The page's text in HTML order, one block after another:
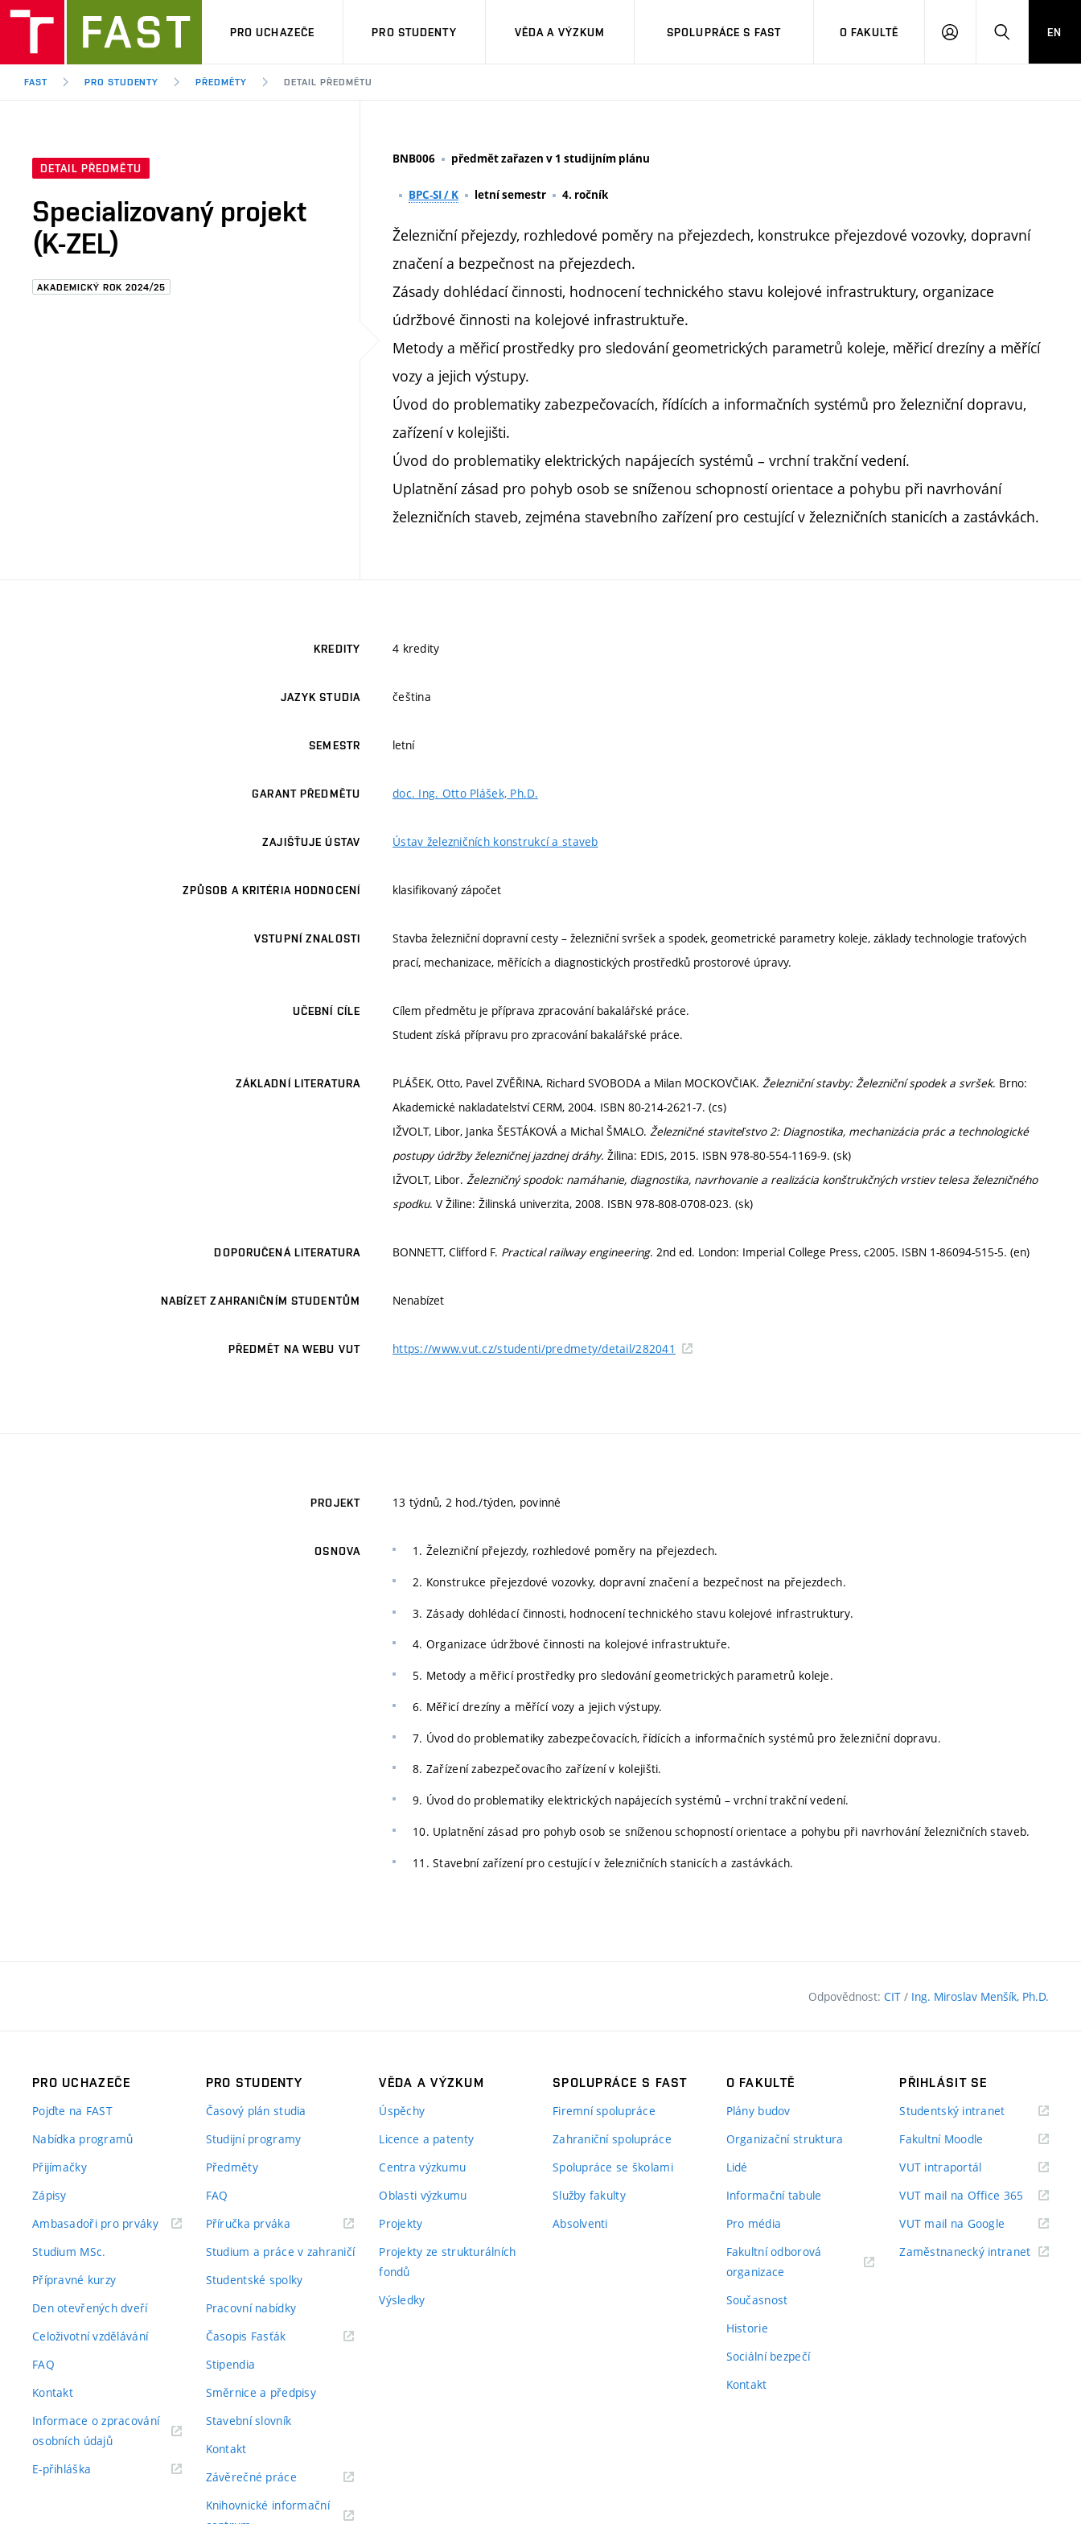
PRO UCHAZEČE PRO STUDENTY VĚDA A VÝZKUM SPOLUPRÁCE S FAST O FAKULTĚ
PŘIHLÁSITHLEDAT
EN
FAST PRO STUDENTY PŘEDMĚTY DETAIL PŘEDMĚTU
DETAIL PŘEDMĚTU
Specializovaný projekt
(K-ZEL)
AKADEMICKÝ ROK 2024/25
BNB006 předmět zařazen v 1 studijním plánu
BPC-SI / K letní semestr 4. ročník
Železniční přejezdy, rozhledové poměry na přejezdech, konstrukce přejezdové vozovky, dopravní
značení a bezpečnost na přejezdech.
Zásady dohlédací činnosti, hodnocení technického stavu kolejové infrastruktury, organizace
údržbové činnosti na kolejové infrastruktuře.
Metody a měřicí prostředky pro sledování geometrických parametrů koleje, měřicí drezíny a měřící
vozy a jejich výstupy.
Úvod do problematiky zabezpečovacích, řídících a informačních systémů pro železniční dopravu,
zařízení v kolejišti.
Úvod do problematiky elektrických napájecích systémů – vrchní trakční vedení.
Uplatnění zásad pro pohyb osob se sníženou schopností orientace a pohybu při navrhování
železničních staveb, zejména stavebního zařízení pro cestující v železničních stanicích a zastávkách.
KREDITY 4 kredity
JAZYK STUDIA čeština
SEMESTR letní
GARANT PŘEDMĚTU doc. Ing. Otto Plášek, Ph.D.
ZAJIŠŤUJE ÚSTAV Ústav železničních konstrukcí a staveb
ZPŮSOB A KRITÉRIA HODNOCENÍ klasifikovaný zápočet
VSTUPNÍ ZNALOSTI
Stavba železniční dopravní cesty – železniční svršek a spodek, geometrické parametry koleje, základy technologie traťových
prací, mechanizace, měřících a diagnostických prostředků prostorové úpravy.
UČEBNÍ CÍLE
Cílem předmětu je příprava zpracování bakalářské práce.
Student získá přípravu pro zpracování bakalářské práce.
ZÁKLADNÍ LITERATURA PLÁŠEK, Otto, Pavel ZVĚŘINA, Richard SVOBODA a Milan MOCKOVČIAK. Železniční stavby: Železniční spodek a svršek. Brno:
Akademické nakladatelství CERM, 2004. ISBN 80-214-2621-7. (cs)
IŽVOLT, Libor, Janka ŠESTÁKOVÁ a Michal ŠMALO. Železničné staviteľstvo 2: Diagnostika, mechanizácia prác a technologické
postupy údržby železničnej jazdnej dráhy. Žilina: EDIS, 2015. ISBN 978-80-554-1169-9. (sk)
IŽVOLT, Libor. Železničný spodok: namáhanie, diagnostika, navrhovanie a realizácia konštrukčných vrstiev telesa železničného
spodku. V Žiline: Žilinská univerzita, 2008. ISBN 978-808-0708-023. (sk)
DOPORUČENÁ LITERATURA BONNETT, Clifford F. Practical railway engineering. 2nd ed. London: Imperial College Press, c2005. ISBN 1-86094-515-5. (en)
NABÍZET ZAHRANIČNÍM STUDENTŮM Nenabízet
PŘEDMĚT NA WEBU VUT https://www.vut.cz/studenti/predmety/detail/282041
PROJEKT 13 týdnů, 2 hod./týden, povinné
OSNOVA 1. Železniční přejezdy, rozhledové poměry na přejezdech.
2. Konstrukce přejezdové vozovky, dopravní značení a bezpečnost na přejezdech.
3. Zásady dohlédací činnosti, hodnocení technického stavu kolejové infrastruktury.
4. Organizace údržbové činnosti na kolejové infrastruktuře.
5. Metody a měřicí prostředky pro sledování geometrických parametrů koleje.
6. Měřicí drezíny a měřící vozy a jejich výstupy.
7. Úvod do problematiky zabezpečovacích, řídících a informačních systémů pro železniční dopravu.
8. Zařízení zabezpečovacího zařízení v kolejišti.
9. Úvod do problematiky elektrických napájecích systémů – vrchní trakční vedení.
10. Uplatnění zásad pro pohyb osob se sníženou schopností orientace a pohybu při navrhování železničních staveb.
11. Stavební zařízení pro cestující v železničních stanicích a zastávkách.
Odpovědnost: CIT / Ing. Miroslav Menšík, Ph.D.
PRO UCHAZEČE
Pojďte na FAST
Nabídka programů
Přijímačky
Zápisy
Ambasadoři pro prváky(externí
Studium MSc.
Přípravné kurzy
Den otevřených dveří
Celoživotní vzdělávání
FAQ
Kontakt
Informace o zpracování
osobních údajů(externí
E-přihláška
PRO STUDENTY
Časový plán studia
Studijní programy
Předměty
FAQ
Příručka prváka(externí
Studium a práce v zahraničí
Studentské spolky
Pracovní nabídky
Časopis Fasťák(externí
Stipendia
Směrnice a předpisy
Stavební slovník
Kontakt
Závěrečné práce(externí
Knihovnické informační
VĚDA A VÝZKUM
Úspěchy
Licence a patenty
Centra výzkumu
Oblasti výzkumu
Projekty
Projekty ze strukturálních
fondů
Výsledky
SPOLUPRÁCE S FAST
Firemní spolupráce
Zahraniční spolupráce
Spolupráce se školami
Služby fakulty
Absolventi
O FAKULTĚ
Plány budov
Organizační struktura
Lidé
Informační tabule
Pro média
Fakultní odborová
organizace
Současnost
Historie
Sociální bezpečí
Kontakt
PŘIHLÁSIT SE
Studentský intranet(externí
Fakultní Moodle
VUT intraportál(externí
VUT mail na Office 365 (externí
odkaz)
VUT mail na Google (externí
Zaměstnanecký intranet(externí